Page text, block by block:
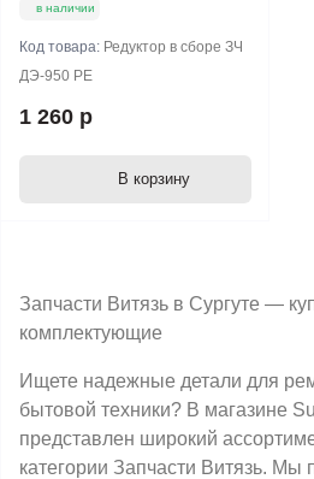
в наличии
Код товара: Редуктор в сборе ЗЧ
ДЭ-950 РЕ
1 260 р
В корзину
Запчасти Витязь в Сургуте —
комплектующие
Ищете надежные детали для
бытовой техники? В магазине
представлен широкий
категории Запчасти Витязь. Мы